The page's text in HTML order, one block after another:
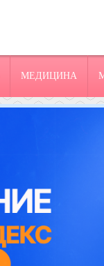
МЕДИЦИНА